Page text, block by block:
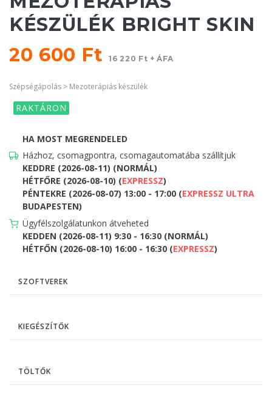
KÉSZÜLÉK BRIGHT SKIN
20 600 Ft16 220 Ft + ÁFA
Szépségápolás > Mezoterápiás készülék
RAKTÁRON
HA MOST MEGRENDELED
Házhoz, csomagpontra, csomagautomatába szállítjuk
KEDDRE (2026-08-11) (NORMÁL)
HÉTFŐRE (2026-08-10) (EXPRESSZ)
PÉNTEKRE (2026-08-07) 13:00 - 17:00 (EXPRESSZ ULTRA
BUDAPESTEN)
Ügyfélszolgálatunkon átveheted
KEDDEN (2026-08-11) 9:30 - 16:30 (NORMÁL)
HÉTFŐN (2026-08-10) 16:00 - 16:30 (EXPRESSZ)
SZOFTVEREK
KIEGÉSZÍTŐK
TÖLTŐK